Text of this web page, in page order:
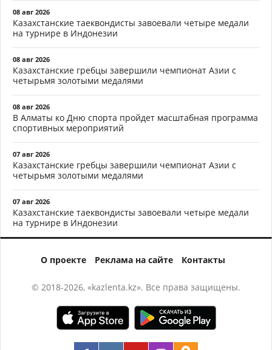
08 авг 2026
Казахстанские таеквондисты завоевали четыре медали
на турнире в Индонезии
08 авг 2026
Казахстанские гребцы завершили чемпионат Азии с
четырьмя золотыми медалями
08 авг 2026
В Алматы ко Дню спорта пройдет масштабная программа
спортивных мероприятий
07 авг 2026
Казахстанские гребцы завершили чемпионат Азии с
четырьмя золотыми медалями
07 авг 2026
Казахстанские таеквондисты завоевали четыре медали
на турнире в Индонезии
О проекте Реклама на сайте Контакты
© 2018-2026, «kazlenta.kz». Все права защищены.